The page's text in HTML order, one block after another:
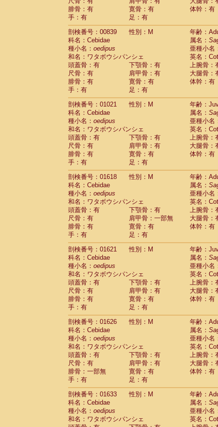
Cebidae Saguinus weddelli
Cebidae Saguinusspp.
Cebidae Aotus trivirgatus
Cebidae Cebus albifrons
Cebidae
Cebidae
CebidaeCebus nigrivittatus
Cebidae Cebusspp.(0)
Cebidae Saimiri boliviensis
Cebidae Saimiri sciureus
Atelidae Alouatta caraya
AtelidaeAlouatta fusca
AtelidaeAlouatta seniculus
Atelidae
Atelidae Ateles belzebuth
Atelidae Ateles geoffroyi
Atelidae Ateles paniscus
Atelidae Atelesspp.
Atelidae Lagothrix lagothricha
AtelidaeLagothrix lagothricha cana(0)
Pitheciidae
Cacajao calvus
Pitheciidae
Callicebus cupreus(0)
Pitheciidae Callicebus donacophilus(0)
PitheciidaeCallicebus moloch(0)
Pitheciidae Callicebus torquatus(0)
Pitheciidae Callicebusspp.
Pitheciidae Chiropotes satanas
Pitheciidae Pithecia monachus
Pitheciidae Pithecia pithecia (0)
Cercopithecidae Cercocebus agilis (0)
Cercopithecidae
Cercocebus
Cercopithecidae
Cercocebus
CercopithecidaeCercocebus
CercopithecidaeCercocebus
CercopithecidaeCercocebus hybrid(0)
CercopithecidaeCercocebus
CercopithecidaeLophocebus
Cercopithecidae
(0)
Cercopithecidae Papio cynocephalus
Cercopithecidae Papio hamadryas(0)
CercopithecidaePapio papio
CercopithecidaePapio
CercopithecidaeMandrillus
CercopithecidaeMandrillus sphinx
CercopithecidaeTheropithecus
CercopithecidaeMacaca arctoides(1)
Cercopithecidae Macaca assamensis
Cercopithecidae
Macaca
CercopithecidaeMacaca cyclopis (6)
腓骨：有
寛骨：有
体幹：有
手：有
足：有
剖検番号：00839
性別：M
年齢：
科名：Cebidae
属名：
種小名： oedipus
亜種小名
和名：ワタボウシパンシェ
英名：
頭蓋骨：有
下顎骨：有
上腕骨：
尺骨：有
肩甲骨：有
大腿骨：
腓骨：有
寛骨：有
体幹：有
手：有
足：有
剖検番号：01021
性別：M
年齢：
科名：Cebidae
属名：
種小名： oedipus
亜種小名
和名：ワタボウシパンシェ
英名：
頭蓋骨：有
下顎骨：有
上腕骨：
尺骨：有
肩甲骨：有
大腿骨：
腓骨：有
寛骨：有
体幹：有
手：有
足：有
剖検番号：01618
性別：M
年齢：
科名：Cebidae
属名：
種小名： oedipus
亜種小名
和名：ワタボウシパンシェ
英名：
頭蓋骨：有
下顎骨：有
上腕骨：
尺骨：有
肩甲骨：一部無
大腿骨：
腓骨：有
寛骨：有
体幹：有
手：有
足：有
剖検番号：01621
性別：M
年齢：
科名：Cebidae
属名：
種小名： oedipus
亜種小名
和名：ワタボウシパンシェ
英名：
頭蓋骨：有
下顎骨：有
上腕骨：
尺骨：有
肩甲骨：有
大腿骨：
腓骨：有
寛骨：有
体幹：有
手：有
足：有
剖検番号：01626
性別：M
年齢：
科名：Cebidae
属名：
種小名： oedipus
亜種小名
和名：ワタボウシパンシェ
英名：
頭蓋骨：有
下顎骨：有
上腕骨：
尺骨：有
肩甲骨：有
大腿骨：
腓骨：一部無
寛骨：有
体幹：有
手：有
足：有
剖検番号：01633
性別：M
年齢：
科名：Cebidae
属名：
種小名： oedipus
亜種小名
和名：ワタボウシパンシェ
英名：